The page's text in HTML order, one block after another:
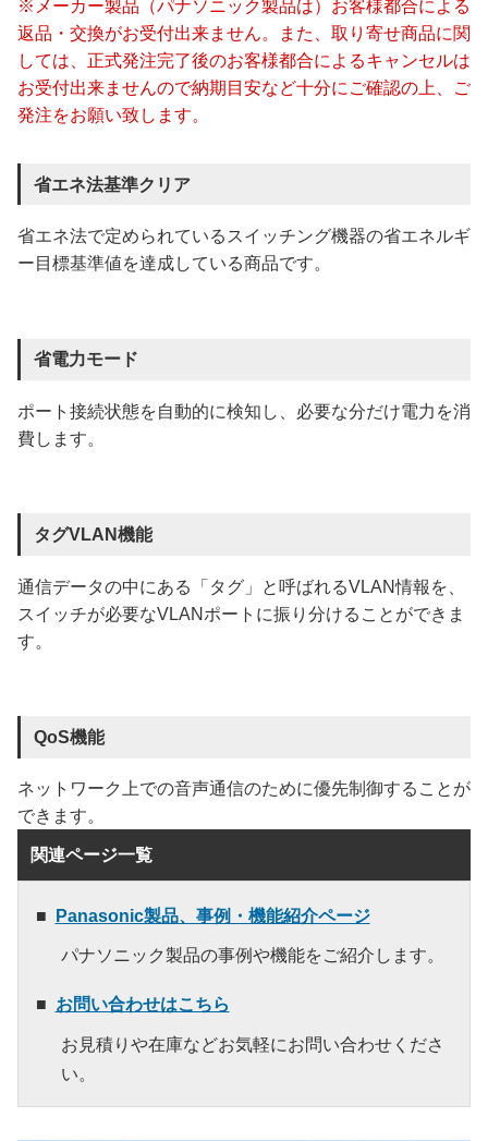
※メーカー製品（パナソニック製品は）お客様都合による
返品・交換がお受付出来ません。また、取り寄せ商品に関
しては、正式発注完了後のお客様都合によるキャンセルは
お受付出来ませんので納期目安など十分にご確認の上、ご
発注をお願い致します。
省エネ法基準クリア
省エネ法で定められているスイッチング機器の省エネルギ
ー目標基準値を達成している商品です。
省電力モード
ポート接続状態を自動的に検知し、必要な分だけ電力を消
費します。
タグVLAN機能
通信データの中にある「タグ」と呼ばれるVLAN情報を、
スイッチが必要なVLANポートに振り分けることができま
す。
QoS機能
ネットワーク上での音声通信のために優先制御することが
できます。
関連ページ一覧
Panasonic製品、事例・機能紹介ページ
パナソニック製品の事例や機能をご紹介します。
お問い合わせはこちら
お見積りや在庫などお気軽にお問い合わせくださ
い。